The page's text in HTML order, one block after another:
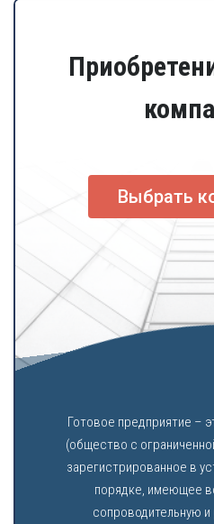
Выбрать
Готовое предприятие –
(общество с
зарегистрированное в
порядке, имеющее
сопроводительную